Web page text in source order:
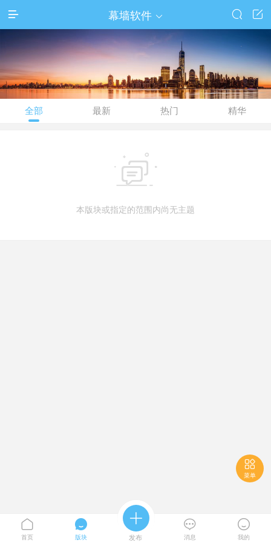
 幕墙软件  

全部 最新 热门 精华

本版块或指定的范围内尚无主题

菜单

首页

版块

发布

消息

我的